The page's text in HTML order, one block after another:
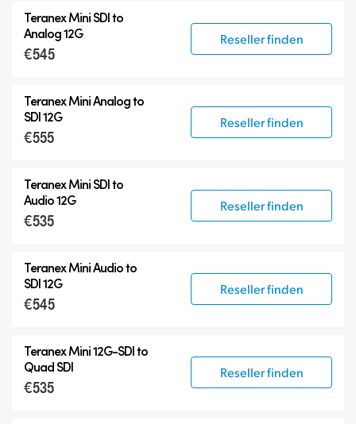
Teranex Mini SDI to
Analog 12G
€545
Reseller finden
Teranex Mini Analog to
SDI 12G
€555
Reseller finden
Teranex Mini SDI to
Audio 12G
€535
Reseller finden
Teranex Mini Audio to
SDI 12G
€545
Reseller finden
Teranex Mini12G-SDIto
Quad SDI
€535
Reseller finden